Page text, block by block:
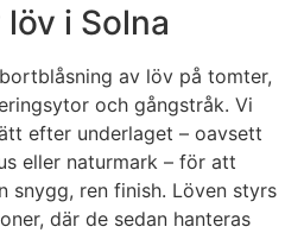
i Solna
av löv på tomter,
och gångstråk. Vi
efter underlaget – oavsett
eller naturmark – för att
snygg, ren finish. Löven styrs
där de sedan hanteras